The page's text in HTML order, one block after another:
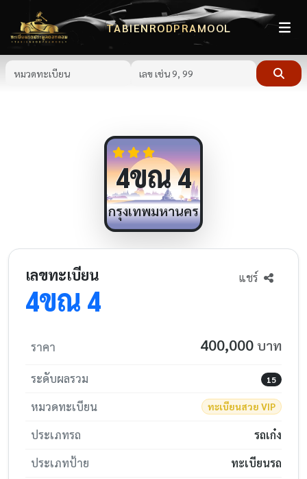
TABIENRODPRAMOOL
4ขณ4
กรุงเทพมหานคร
เลขทะเบียน
4ขณ 4
แชร์
ราคา 400,000 บาท
ระดับผลรวม 15
หมวดทะเบียน ทะเบียนสวย VIP
ประเภทรถ
รถเก๋ง
ประเภทป้าย
ทะเบียนรถ